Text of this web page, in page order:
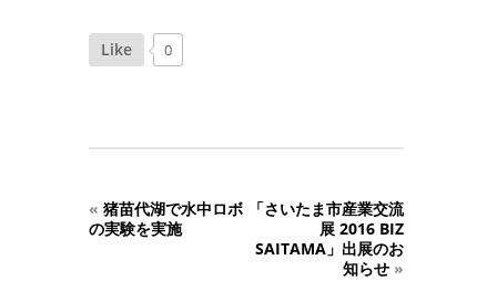
Like 0
« 猪苗代湖で水中ロボ
の実験を実施
「さいたま市産業交流
展 2016 BIZ
SAITAMA」出展のお
知らせ »